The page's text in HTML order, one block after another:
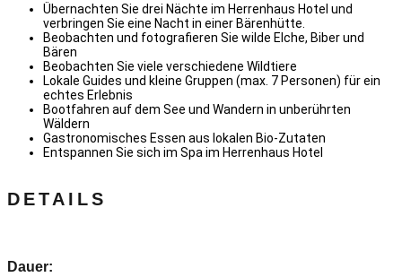
Übernachten Sie drei Nächte im Herrenhaus Hotel und
verbringen Sie eine Nacht in einer Bärenhütte.
Beobachten und fotografieren Sie wilde Elche, Biber und
Bären
Beobachten Sie viele verschiedene Wildtiere
Lokale Guides und kleine Gruppen (max. 7 Personen) für ein
echtes Erlebnis
Bootfahren auf dem See und Wandern in unberührten
Wäldern
Gastronomisches Essen aus lokalen Bio-Zutaten
Entspannen Sie sich im Spa im Herrenhaus Hotel
DETAILS
Dauer: